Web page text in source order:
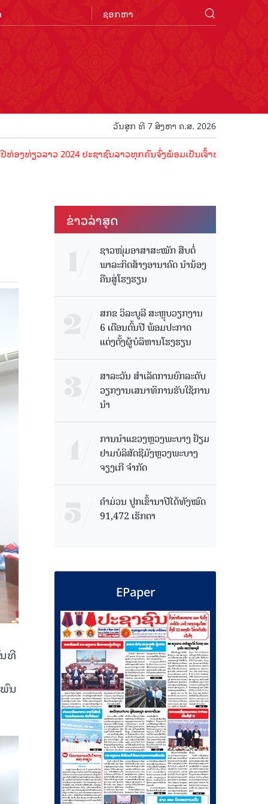
ວັນສຸກ ທີ 7 ສິງຫາ ຄ.ສ. 2026
ລາວ 2024 ປະຊາຊົນລາວທຸກຄົນຈົ່ງພ້ອມເປັນເຈົ້າພາບທີ່ດີ ຕ້ອນຮັບນັກທ່
ທີ
ນ
ຂ່າວ​ລ່າ​ສຸດ
ຊາວໜຸ່ມອາສາສະໝັກ ສືບຕໍ່
ພາລະກິດສ້າງອານາຄົດ ນໍານ້ອງ
ຄືນສູ່ໂຮງຮຽນ
ສກຂ ວິລະບູລີ ສະຫຼຸບວຽກງານ
6 ເດືອນຕົ້ນປີ ພ້ອມປະກາດ
ແຕ່ງຕັ້ງຜູ້ບໍລິຫານໂຮງຮຽນ
ສາລະວັນ ສໍາເລັດການຍົກລະດັບ
ວຽກງານເສນາທິການຮັບໃຊ້ການ
ນໍາ
ການນຳແຂວງຫຼວງພະບາງ ຢ້ຽມ​
ຢາມບໍ​ລິ​ສັດຊີມັງຫຼວງພະບາງ
ຈຽງເກີ ຈໍາກັດ
ຄໍາມ່ວນ ປູກເຂົ້ານາປີໄດ້ທັງໝົດ
91,472 ເຮັກຕາ
EPaper